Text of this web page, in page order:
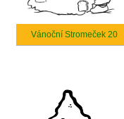
Vánoční Stromeček 20